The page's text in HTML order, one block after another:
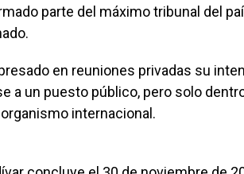
parte del máximo tribunal del
en reuniones privadas su
a un puesto público, pero solo
internacional.